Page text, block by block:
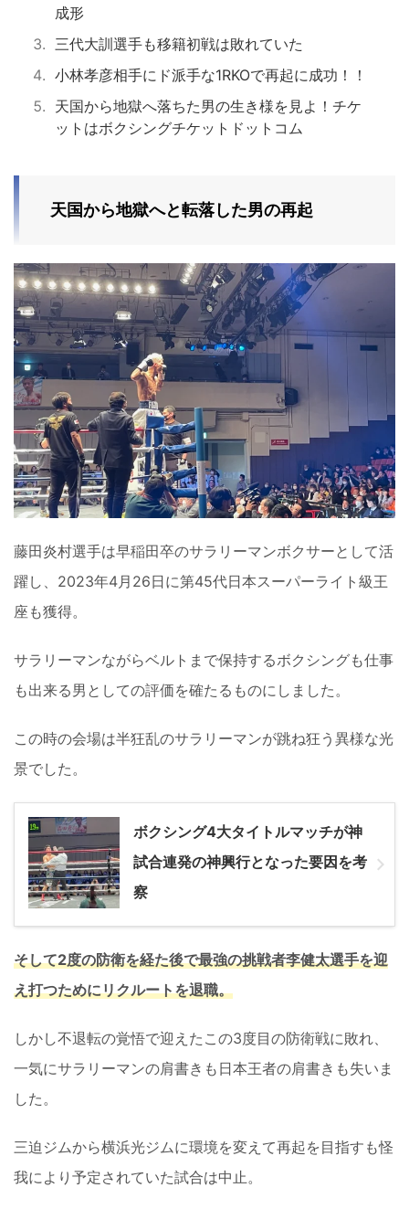
成形
三代大訓選手も移籍初戦は敗れていた
小林孝彦相手にド派手な1RKOで再起に成功！！
天国から地獄へ落ちた男の生き様を見よ！チケ
ットはボクシングチケットドットコム
天国から地獄へと転落した男の再起
藤田炎村選手は早稲田卒のサラリーマンボクサーとして活
躍し、2023年4月26日に第45代日本スーパーライト級王
座も獲得。
サラリーマンながらベルトまで保持するボクシングも仕事
も出来る男としての評価を確たるものにしました。
この時の会場は半狂乱のサラリーマンが跳ね狂う異様な光
景でした。
ボクシング4大タイトルマッチが神
試合連発の神興行となった要因を考
察
そして2度の防衛を経た後で最強の挑戦者李健太選手を迎
え打つためにリクルートを退職。
しかし不退転の覚悟で迎えたこの3度目の防衛戦に敗れ、
一気にサラリーマンの肩書きも日本王者の肩書きも失いま
した。
三迫ジムから横浜光ジムに環境を変えて再起を目指すも怪
我により予定されていた試合は中止。